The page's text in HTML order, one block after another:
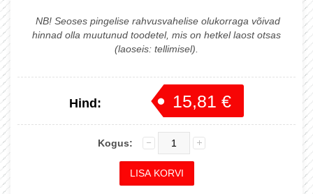
NB! Seoses pingelise rahvusvahelise olukorraga võivad
hinnad olla muutunud toodetel, mis on hetkel laost otsas
(laoseis: tellimisel).
Hind: 15,81 €
Kogus: